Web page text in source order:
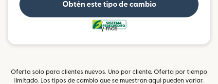
Obtén este tipo de cambio
y más
Oferta solo para clientes nuevos. Uno por cliente. Oferta por tiempo
limitado. Los tipos de cambio que se muestran aquí pueden variar.